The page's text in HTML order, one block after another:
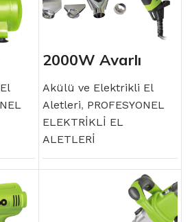
2000W Ayarlı
Sıcak Hava
Tabancası
Akülü ve Elektrikli El
Aletleri, PROFESYONEL
ELEKTRİKLİ EL
ALETLERİ